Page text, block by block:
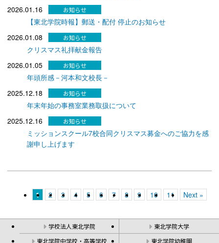
2026.01.16
【東北学院時報】郵送・配付 停止のお知らせ
2026.01.08
クリスマス礼拝献金報告
2026.01.05
年頭所感－河本和文校長－
2025.12.18
年末年始の事務室業務取扱について
2025.12.16
ミッションスクール7校合同クリスマス募金へのご協力を感
謝申し上げます
1 2 3 4 5 6 7 8 9 10 11 Next »
学校法人東北学院
東北学院大学
東北学院中学校・高等学校
東北学院幼稚園